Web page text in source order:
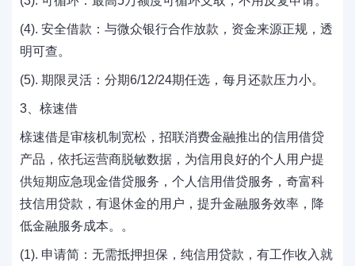
(4). 安全借款：与微众银行合作放款，资金来源正规，透
明可查。
(5). 期限灵活：分期6/12/24期任选，每月还款压力小。
3、榇速借
榇速借是审核机制宽松，招联消费金融推出的信用借贷
产品，依托运营商脱敏数据，为信用良好的个人用户提
供短期应急现金借贷服务，个人信用借贷服务，奇富科
技信用贷款，有退休金的用户，提升金融服务效率，降
低金融服务成本。。
(1). 申请简：无需抵押担保，纯信用贷款，有工作收入就